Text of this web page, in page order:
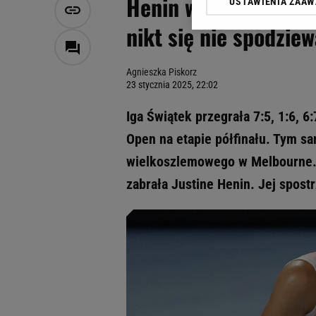
Henin wydała wyrok
nikt się nie
Agnieszka Piskorz
23 stycznia 2025, 22:02
Iga Świątek przegrała 7:5, 1:6,
Open na etapie półfinału. Tym
wielkoszlemowego w
zabrała Justine Henin. Jej
Klikając „Akceptuję”
Zaufanych Partnerów i
dotyczące plików
odnośnik „Ustawienia
Użycie dokładnych
Przechowywanie
badnie odbiorców i